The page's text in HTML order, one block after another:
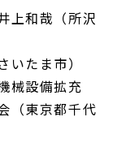
和哉（所沢
いたま市）
械設備拡充
（東京都千代